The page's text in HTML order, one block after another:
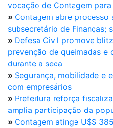
vocação de Contagem
» Contagem abre processo
subsecretário de Finanças;
» Defesa Civil promove
prevenção de queimadas e
durante a seca
» Segurança, mobilidade e
com empresários
» Prefeitura reforça
amplia participação da
» Contagem atinge U$$